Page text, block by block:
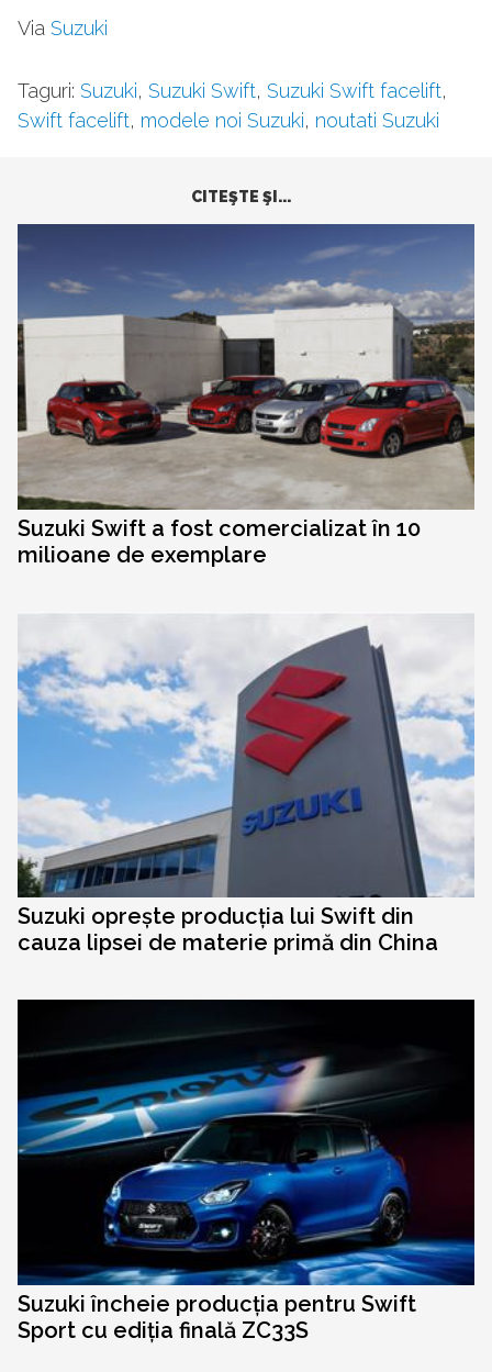
Via Suzuki
Taguri: Suzuki, Suzuki Swift, Suzuki Swift facelift,
Swift facelift, modele noi Suzuki, noutati Suzuki
CITEŞTE ŞI...
Suzuki Swift a fost comercializat în 10
milioane de exemplare
Suzuki oprește producția lui Swift din
cauza lipsei de materie primă din China
Suzuki încheie producția pentru Swift
Sport cu ediția finală ZC33S